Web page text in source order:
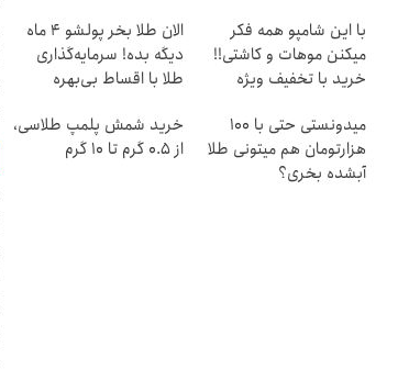
با این شامپو همه فکر
میکنن موهات و کاشتی!!
خرید با تخفیف ویژه
الان طلا بخر پولشو 4 ماه
دیگه بده! سرمایه‌گذاری
طلا با اقساط بی‌بهره
میدونستی حتی با ۱۰۰
هزارتومان هم میتونی طلا
آبشده بخری؟
خرید شمش پلمپ طلاسی،
از ۰.۵ گرم تا ۱۰ گرم